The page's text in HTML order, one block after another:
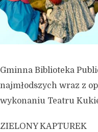
Gminna Biblioteka
najmłodszych wraz z
wykonaniu Teatru
ZIELONY KAPTUREK